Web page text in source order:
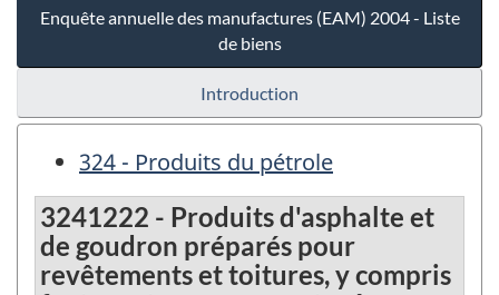
Enquête annuelle des manufactures (EAM) 2004 - Liste
de biens
Introduction
324 - Produits du pétrole
3241222 - Produits d'asphalte et
de goudron préparés pour
revêtements et toitures, y compris